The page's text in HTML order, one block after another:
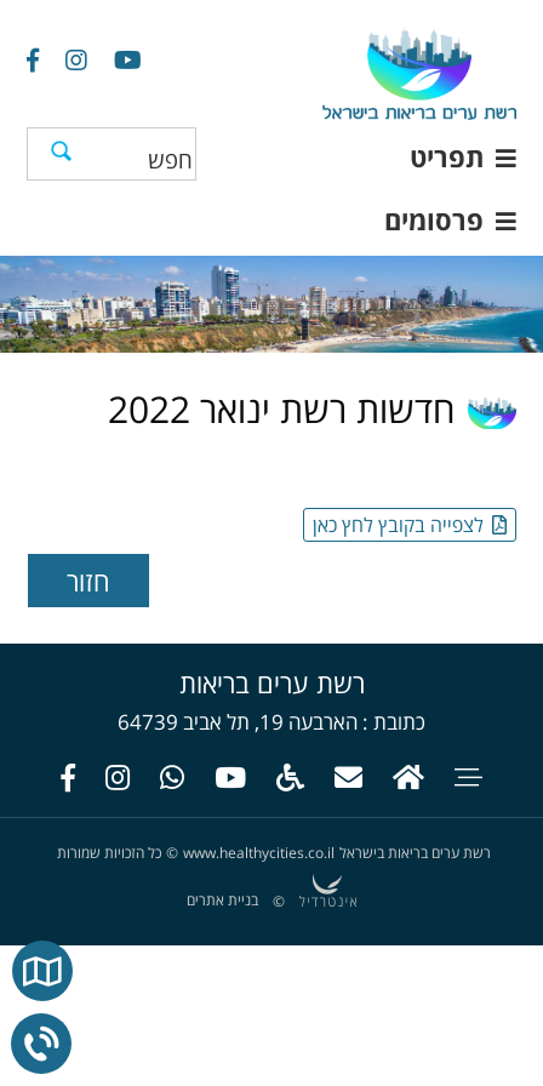
תפריט
פרסומים
חדשות רשת ינואר 2022
לצפייה בקובץ לחץ כאן
רשת ערים בריאות
כתובת הארבעה 19, תל אביב 64739
רשת ערים בריאות בישראל www.healthycities.co.il
© כל הזכויות שמורות
© בניית אתרים